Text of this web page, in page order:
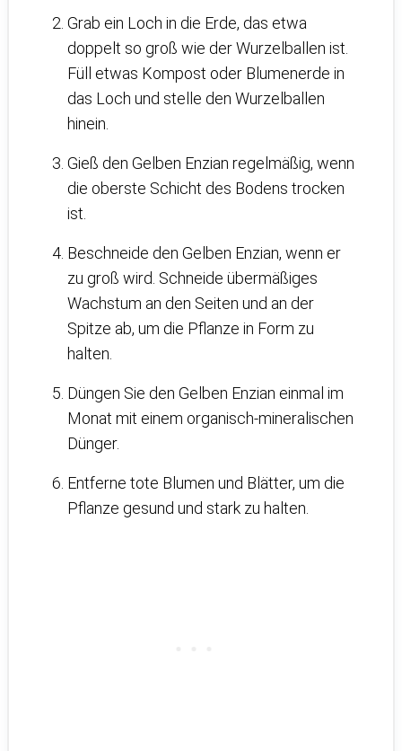
Grab ein Loch in die Erde, das etwa
doppelt so groß wie der Wurzelballen ist.
Füll etwas Kompost oder Blumenerde in
das Loch und stelle den Wurzelballen
hinein.
Gieß den Gelben Enzian regelmäßig, wenn
die oberste Schicht des Bodens trocken
ist.
Beschneide den Gelben Enzian, wenn er
zu groß wird. Schneide übermäßiges
Wachstum an den Seiten und an der
Spitze ab, um die Pflanze in Form zu
halten.
Düngen Sie den Gelben Enzian einmal im
Monat mit einem organisch-mineralischen
Dünger.
Entferne tote Blumen und Blätter, um die
Pflanze gesund und stark zu halten.